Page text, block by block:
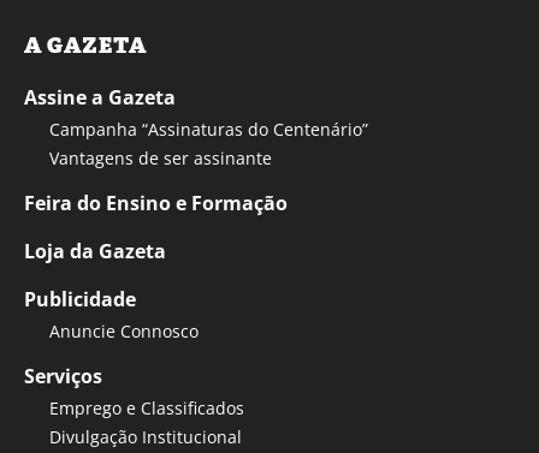
A GAZETA
Assine a Gazeta
Campanha “Assinaturas do Centenário”
Vantagens de ser assinante
Feira do Ensino e Formação
Loja da Gazeta
Publicidade
Anuncie Connosco
Serviços
Emprego e Classificados
Divulgação Institucional